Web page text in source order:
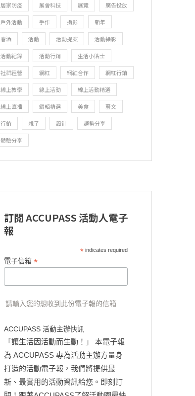
居家防疫 展會科技 展覽 廣告投放
戶外活動 手作 攝影 新年
春酒 活動 活動提案 活動攝影
活動紀錄 活動行銷 生活小貼士
社群經營 網紅 網紅合作 網紅行銷
線上教學 線上活動 線上活動精選
線上直播 編輯精選 美食 藝文
行銷 親子 設計 趨勢分享
體驗分享
訂閱 ACCUPASS 活動人電子
報
*indicates required
電子信箱 *
請輸入您的想收到此份電子報的信箱
ACCUPASS 活動主辦快訊
「讓生活因活動而生動！」 本電子報
為 ACCUPASS 專為活動主辦方量身
打造的活動電子報，我們將提供最
新、最實用的活動資訊給您。即刻訂